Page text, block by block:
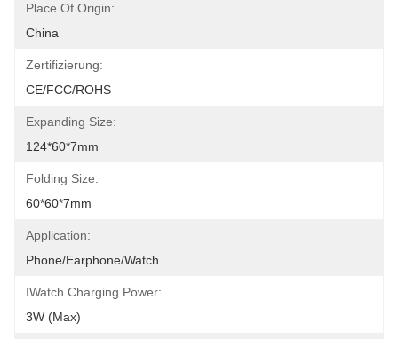
Place Of Origin:
China
Zertifizierung:
CE/FCC/ROHS
Expanding Size:
124*60*7mm
Folding Size:
60*60*7mm
Application:
Phone/Earphone/Watch
IWatch Charging Power:
3W (Max)